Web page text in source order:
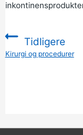
Tidligere
:Kirurgi og procedurer